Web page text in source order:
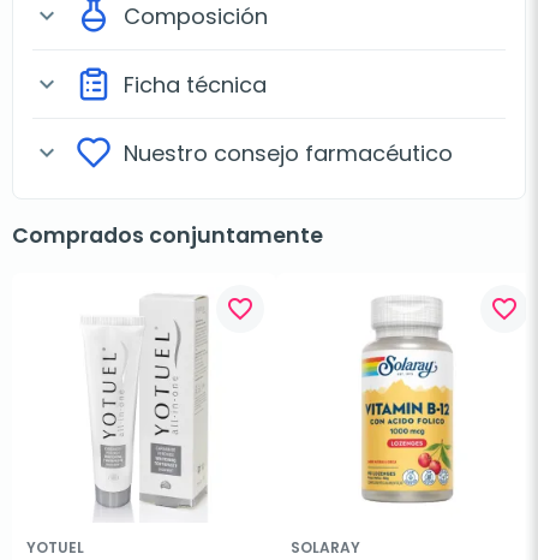
expand_more Composición
expand_more Ficha técnica
expand_more Nuestro consejo farmacéutico
Comprados conjuntamente
favorite_border
YOTUEL
favorite_border
SOLARAY